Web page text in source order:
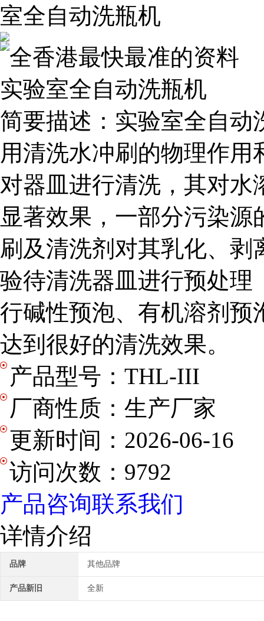
室全自动洗瓶机
实验室全自动洗瓶机
简要描述： 实验室全自动
用清洗水冲刷的物理作
对器皿进行清洗，其对
显著效果，一部分污染
刷及清洗剂对其乳化、
验待清洗器皿进行预处理
行碱性预泡、有机溶剂预
达到很好的清洗效果。
产品型号： THL-III
厂商性质： 生产厂家
更新时间： 2026-06-16
访问次数： 9792
产品咨询联系我们
详情介绍
品牌 其他品牌
产品新旧 全新